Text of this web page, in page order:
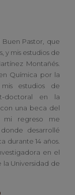
Pastor, que
y mis estudios de
Montañés.
Química por la
estudios de
doctoral en la
una beca del
mi regreso me
desarrollé
durante 14 años.
en el
Universidad de